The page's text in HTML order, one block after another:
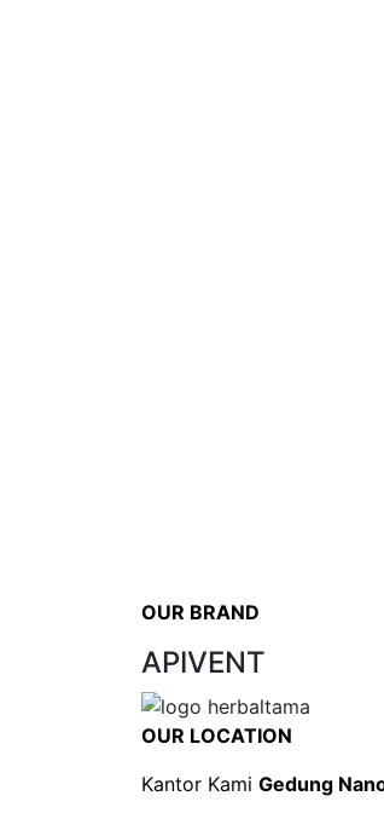
OUR BRAND
APIVENT
OUR LOCATION
Kantor Kami Gedung